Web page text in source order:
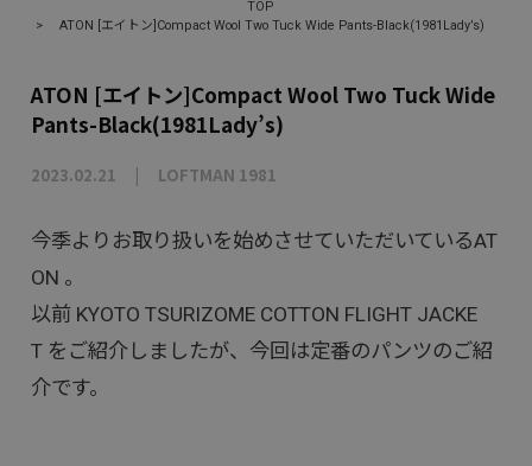
TOP
>
ATON [エイトン]Compact Wool Two Tuck Wide Pants-Black(1981Lady’s)
ATON [エイトン]Compact Wool Two Tuck Wide
Pants-Black(1981Lady’s)
2023.02.21 LOFTMAN 1981
今季よりお取り扱いを始めさせていただいているAT
ON 。
以前 KYOTO TSURIZOME COTTON FLIGHT JACKE
Tをご紹介しましたが、今回は定番のパンツのご紹
介です。